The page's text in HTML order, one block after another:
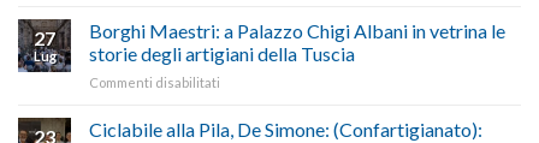
tradizione
italiana”
in
Medio
Oriente
2026,
estivo
2026:
calendario
traffico
27
Lug
Borghi Maestri: a Palazzo Chigi Albani in vetrina le
storie degli artigiani della Tuscia
Commenti disabilitati
Maestri:
23
Ciclabile alla Pila, De Simone: (Confartigianato):